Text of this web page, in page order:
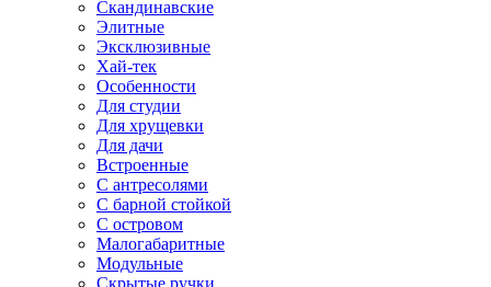
Скандинавские
Элитные
Эксклюзивные
Хай-тек
Особенности
Для студии
Для хрущевки
Для дачи
Встроенные
С антресолями
С барной стойкой
С островом
Малогабаритные
Модульные
Скрытые ручки